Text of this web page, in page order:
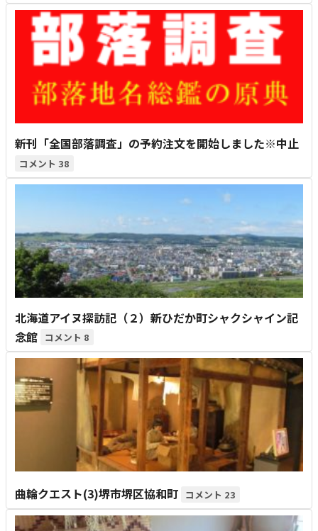
新刊「全国部落調査」の予約注文を開始しました※中止
38
北海道アイヌ探訪記（２）新ひだか町シャクシャイン記
念館
8
曲輪クエスト(3)堺市堺区協和町 23